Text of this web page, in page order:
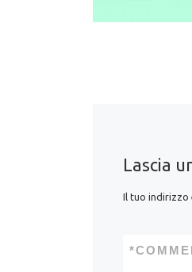
Lascia
Il tuo indirizzo
*